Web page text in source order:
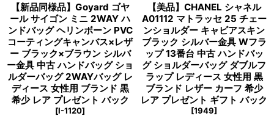
【新品同様品】Goyard ゴヤ
ール サイゴン ミニ 2WAY ハ
ンドバッグ ヘリンボーン PVC
コーティングキャンバス×レザ
ー ブラック×ブラウン シルバ
ー金具 中古 ハンドバッグ ショ
ルダーバッグ 2WAYバッグ レ
ディース 女性用 ブランド 黒
希少 レア プレゼント バック
[I-1120]
【美品】CHANEL シャネル
A01112 マトラッセ 25 チェー
ンショルダー キャビアスキン
ブラック シルバー金具 Wフラ
ップ 13番台 中古 ハンドバッ
グ ショルダーバッグ ダブルフ
ラップ レディース 女性用 黒
ブランド レザー カーフ 希少
レア プレゼント ギフト バック
[1949]